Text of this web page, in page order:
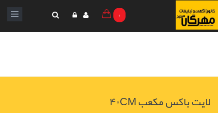
0
لایت باکس مکعب 40CM